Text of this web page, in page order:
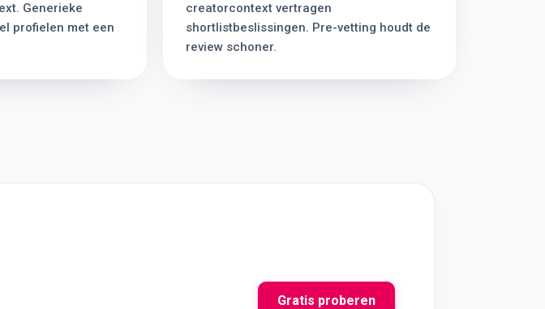
Generieke
profielen met een
creatorcontext vertragen
shortlistbeslissingen. Pre-vetting houdt de
review schoner.
Gratis proberen